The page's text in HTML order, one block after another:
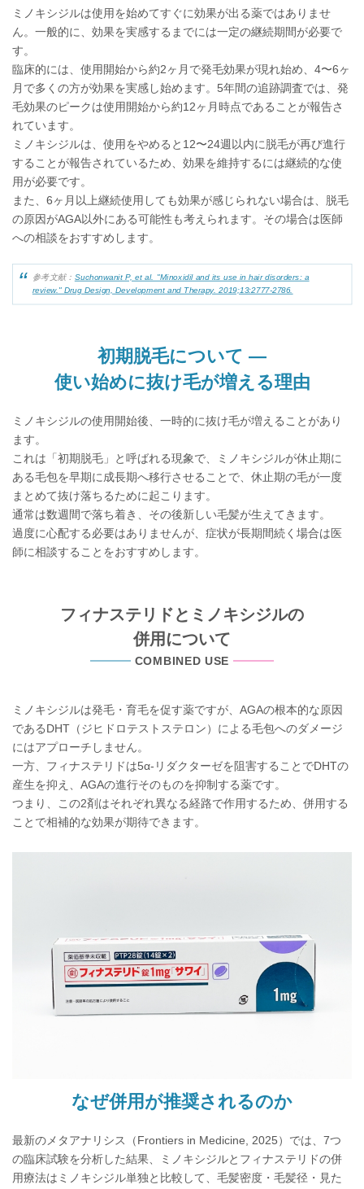
ミノキシジルは使用を始めてすぐに効果が出る薬ではありませ
ん。一般的に、効果を実感するまでには一定の継続期間が必要で
す。
臨床的には、使用開始から約2ヶ月で発毛効果が現れ始め、4〜6ヶ
月で多くの方が効果を実感し始めます。5年間の追跡調査では、発
毛効果のピークは使用開始から約12ヶ月時点であることが報告さ
れています。
ミノキシジルは、使用をやめると12〜24週以内に脱毛が再び進行
することが報告されているため、効果を維持するには継続的な使
用が必要です。
また、6ヶ月以上継続使用しても効果が感じられない場合は、脱毛
の原因がAGA以外にある可能性も考えられます。その場合は医師
への相談をおすすめします。
参考文献： Suchonwanit P, et al. "Minoxidil and its use in hair disorders: a
review." Drug Design, Development and Therapy. 2019;13:2777-2786.
初期脱毛について —
使い始めに抜け毛が増える理由
ミノキシジルの使用開始後、一時的に抜け毛が増えることがあり
ます。
これは「初期脱毛」と呼ばれる現象で、ミノキシジルが休止期に
ある毛包を早期に成長期へ移行させることで、休止期の毛が一度
まとめて抜け落ちるために起こります。
通常は数週間で落ち着き、その後新しい毛髪が生えてきます。
過度に心配する必要はありませんが、症状が長期間続く場合は医
師に相談することをおすすめします。
フィナステリドとミノキシジルの
併用について
COMBINED USE
ミノキシジルは発毛・育毛を促す薬ですが、AGAの根本的な原因
であるDHT（ジヒドロテストステロン）による毛包へのダメージ
にはアプローチしません。
一方、フィナステリドは5α-リダクターゼを阻害することでDHTの
産生を抑え、AGAの進行そのものを抑制する薬です。
つまり、この2剤はそれぞれ異なる経路で作用するため、併用する
ことで相補的な効果が期待できます。
なぜ併用が推奨されるのか
最新のメタアナリシス（Frontiers in Medicine, 2025）では、7つ
の臨床試験を分析した結果、ミノキシジルとフィナステリドの併
用療法はミノキシジル単独と比較して、毛髪密度・毛髪径・見た